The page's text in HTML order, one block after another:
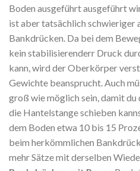
Boden ausgeführt ausgeführt
ist aber tatsächlich schwieriger
Bankdrücken. Da bei dem
kein stabilisierenderr Druck
kann, wird der Oberkörper
Gewichte beansprucht. Auch
groß wie möglich sein, damit
die Hantelstange schieben
dem Boden etwa 10 bis 15
beim herkömmlichen
mehr Sätze mit derselben